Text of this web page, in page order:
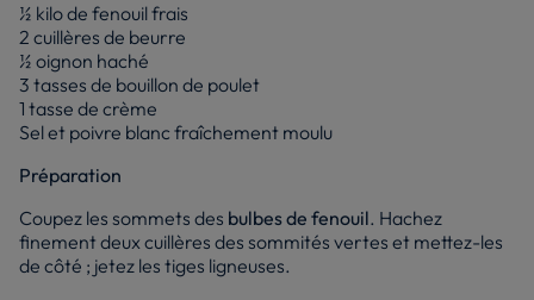
½ kilo de fenouil frais
2 cuillères de beurre
½ oignon haché
3 tasses de bouillon de poulet
1 tasse de crème
Sel et poivre blanc fraîchement moulu
Préparation
Coupez les sommets des bulbes de fenouil. Hachez
finement deux cuillères des sommités vertes et mettez-les
de côté ; jetez les tiges ligneuses.